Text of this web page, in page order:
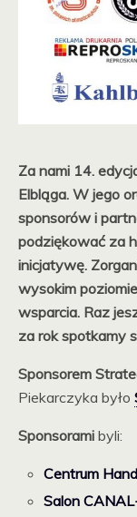
Za nami 14.
Elbląga. W jego
sponsorów i
podziękować za
inicjatywę.
wysokim
wsparcia. Raz
za rok spotkamy
Sponsorem
Piekarczyka było
Sponsorami byli:
Centrum
Salon